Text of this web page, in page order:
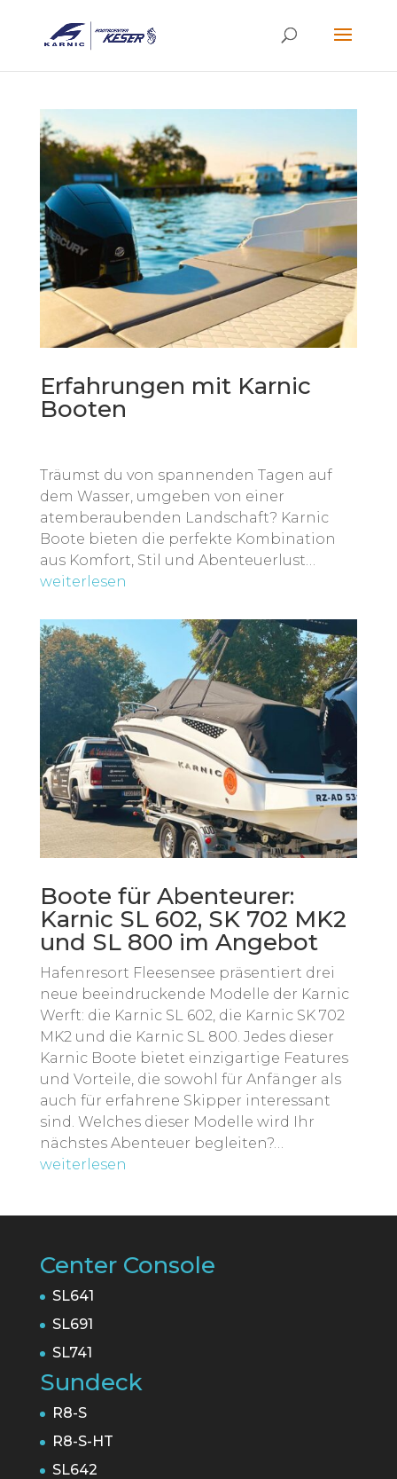
Erfahrungen mit Karnic
Booten
Träumst du von spannenden Tagen auf
dem Wasser, umgeben von einer
atemberaubenden Landschaft? Karnic
Boote bieten die perfekte Kombination
aus Komfort, Stil und Abenteuerlust…
weiterlesen
Boote für Abenteurer:
Karnic SL 602, SK 702 MK2
und SL 800 im Angebot
Hafenresort Fleesensee präsentiert drei
neue beeindruckende Modelle der Karnic
Werft: die Karnic SL 602, die Karnic SK 702
MK2 und die Karnic SL 800. Jedes dieser
Karnic Boote bietet einzigartige Features
und Vorteile, die sowohl für Anfänger als
auch für erfahrene Skipper interessant
sind. Welches dieser Modelle wird Ihr
nächstes Abenteuer begleiten?…
weiterlesen
Center Console
SL641
SL691
SL741
Sundeck
R8-S
R8-S-HT
SL642